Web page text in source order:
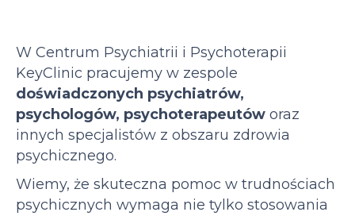
W Centrum Psychiatrii i Psychoterapii
KeyClinic pracujemy w zespole
doświadczonych psychiatrów,
psychologów, psychoterapeutów oraz
innych specjalistów z obszaru zdrowia
psychicznego.
Wiemy, że skuteczna pomoc w trudnościach
psychicznych wymaga nie tylko stosowania